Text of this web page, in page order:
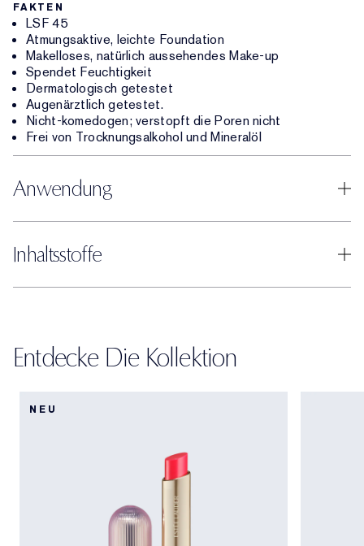
FAKTEN
LSF 45
Atmungsaktive, leichte Foundation
Makelloses, natürlich aussehendes Make-up
Spendet Feuchtigkeit
Dermatologisch getestet
Augenärztlich getestet.
Nicht-komedogen; verstopft die Poren nicht
Frei von Trocknungsalkohol und Mineralöl
Anwendung
Inhaltsstoffe
Entdecke Die Kollektion
NEU